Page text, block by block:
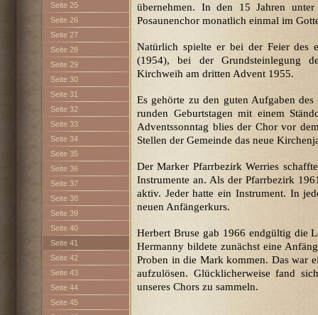
Seite 25
Seite 26
Seite 27
Seite 28
Seite 29
Seite 30
Seite 31
Seite 32
Seite 33
Seite 34
Seite 35
Seite 36
Seite 37
Seite 38
Seite 39
Seite 40
Seite 41
Seite 42
Seite 43
Seite 44
Seite 45
übernehmen. In den 15 Jahren
Posaunenchor monatlich einmal im
Natürlich spielte er bei der Feier des
(1954), bei der Grundsteinlegung
Kirchweih am dritten Advent 1955.
Es gehörte zu den guten Aufgaben
runden Geburtstagen mit einem
Adventssonntag blies der Chor vor
Stellen der Gemeinde das neue
Der Marker Pfarrbezirk Werries
Instrumente an. Als der Pfarrbezirk
aktiv. Jeder hatte ein Instrument. In
neuen Anfängerkurs.
Herbert Bruse gab 1966 endgültig die
Hermanny bildete zunächst eine
Proben in die Mark kommen. Das war
aufzulösen. Glücklicherweise fand
unseres Chors zu sammeln.